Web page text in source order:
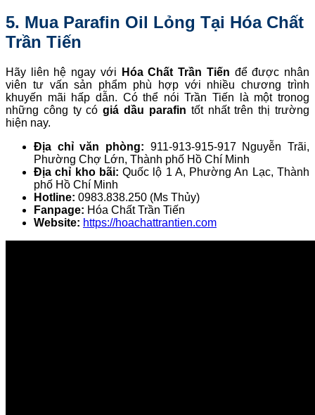
5. Mua Parafin Oil Lỏng Tại Hóa Chất
Trần Tiến
Hãy liên hệ ngay với Hóa Chất Trần Tiến để được nhân
viên tư vấn sản phẩm phù hợp với nhiều chương trình
khuyến mãi hấp dẫn. Có thể nói Trần Tiến là một tronog
những công ty cógiá dầu parafin tốt nhất trên thị trường
hiện nay.
Địa chỉ văn phòng: 911-913-915-917 Nguyễn Trãi,
Phường Chợ Lớn, Thành phố Hồ Chí Minh
Địa chỉ kho bãi: Quốc lộ 1 A, Phường An Lạc, Thành
phố Hồ Chí Minh
Hotline: 0983.838.250 (Ms Thủy)
Fanpage: Hóa Chất Trần Tiến
Website: https://hoachattrantien.com